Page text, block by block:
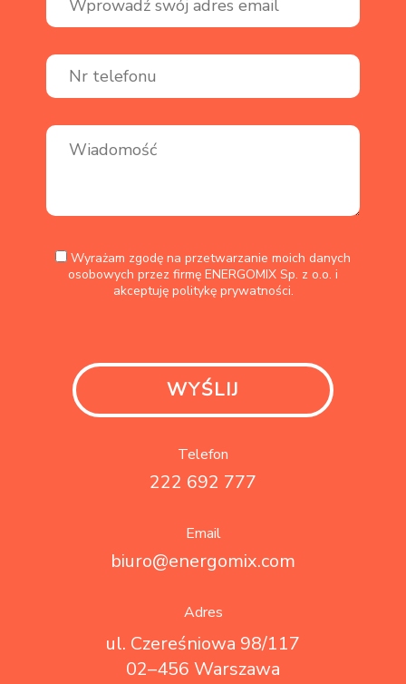
Wyrażam zgodę na przetwarzanie moich danych
osobowych przez firmę ENERGOMIX Sp. z o.o. i
akceptuję politykę prywatności.
Telefon
222 692 777
Email
biuro@energomix.com
Adres
ul. Czereśniowa 98/117
02–456 Warszawa